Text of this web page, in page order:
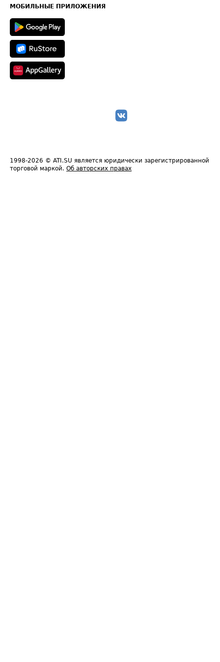
Техническая информация
МОБИЛЬНЫЕ ПРИЛОЖЕНИЯ
1998-2026 © ATI.SU является юридически зарегистрированной
торговой маркой. Об авторских правах